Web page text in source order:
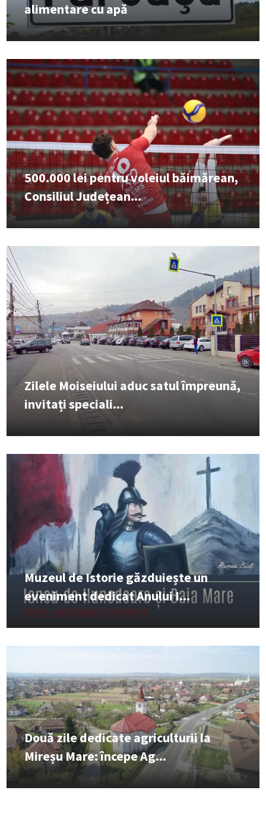
alimentare cu apă
500.000 lei pentru voleiul băimărean,
Consiliul Județean...
Zilele Moiseiului aduc satul împreună,
invitați speciali...
Muzeul de Istorie găzduiește un
eveniment dedicat Anului I...
Două zile dedicate agriculturii la
Mireșu Mare: începe Ag...